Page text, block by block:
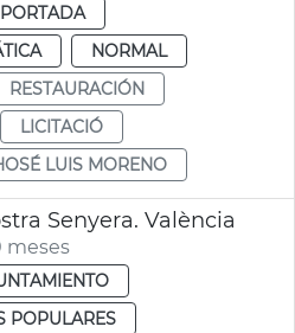
NORMAL
RESTAURACIÓN
LICITACIÓ
LUIS MORENO
Senyera. València
meses
POPULARES